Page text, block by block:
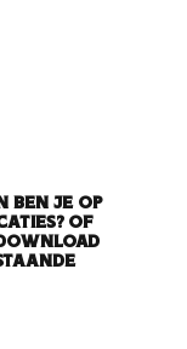
ben je op
Of